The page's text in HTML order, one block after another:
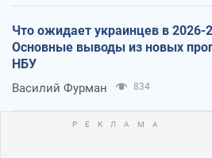
Что ожидает украинцев в 2026-
Основные выводы из новых
НБУ
Василий Фурман 834